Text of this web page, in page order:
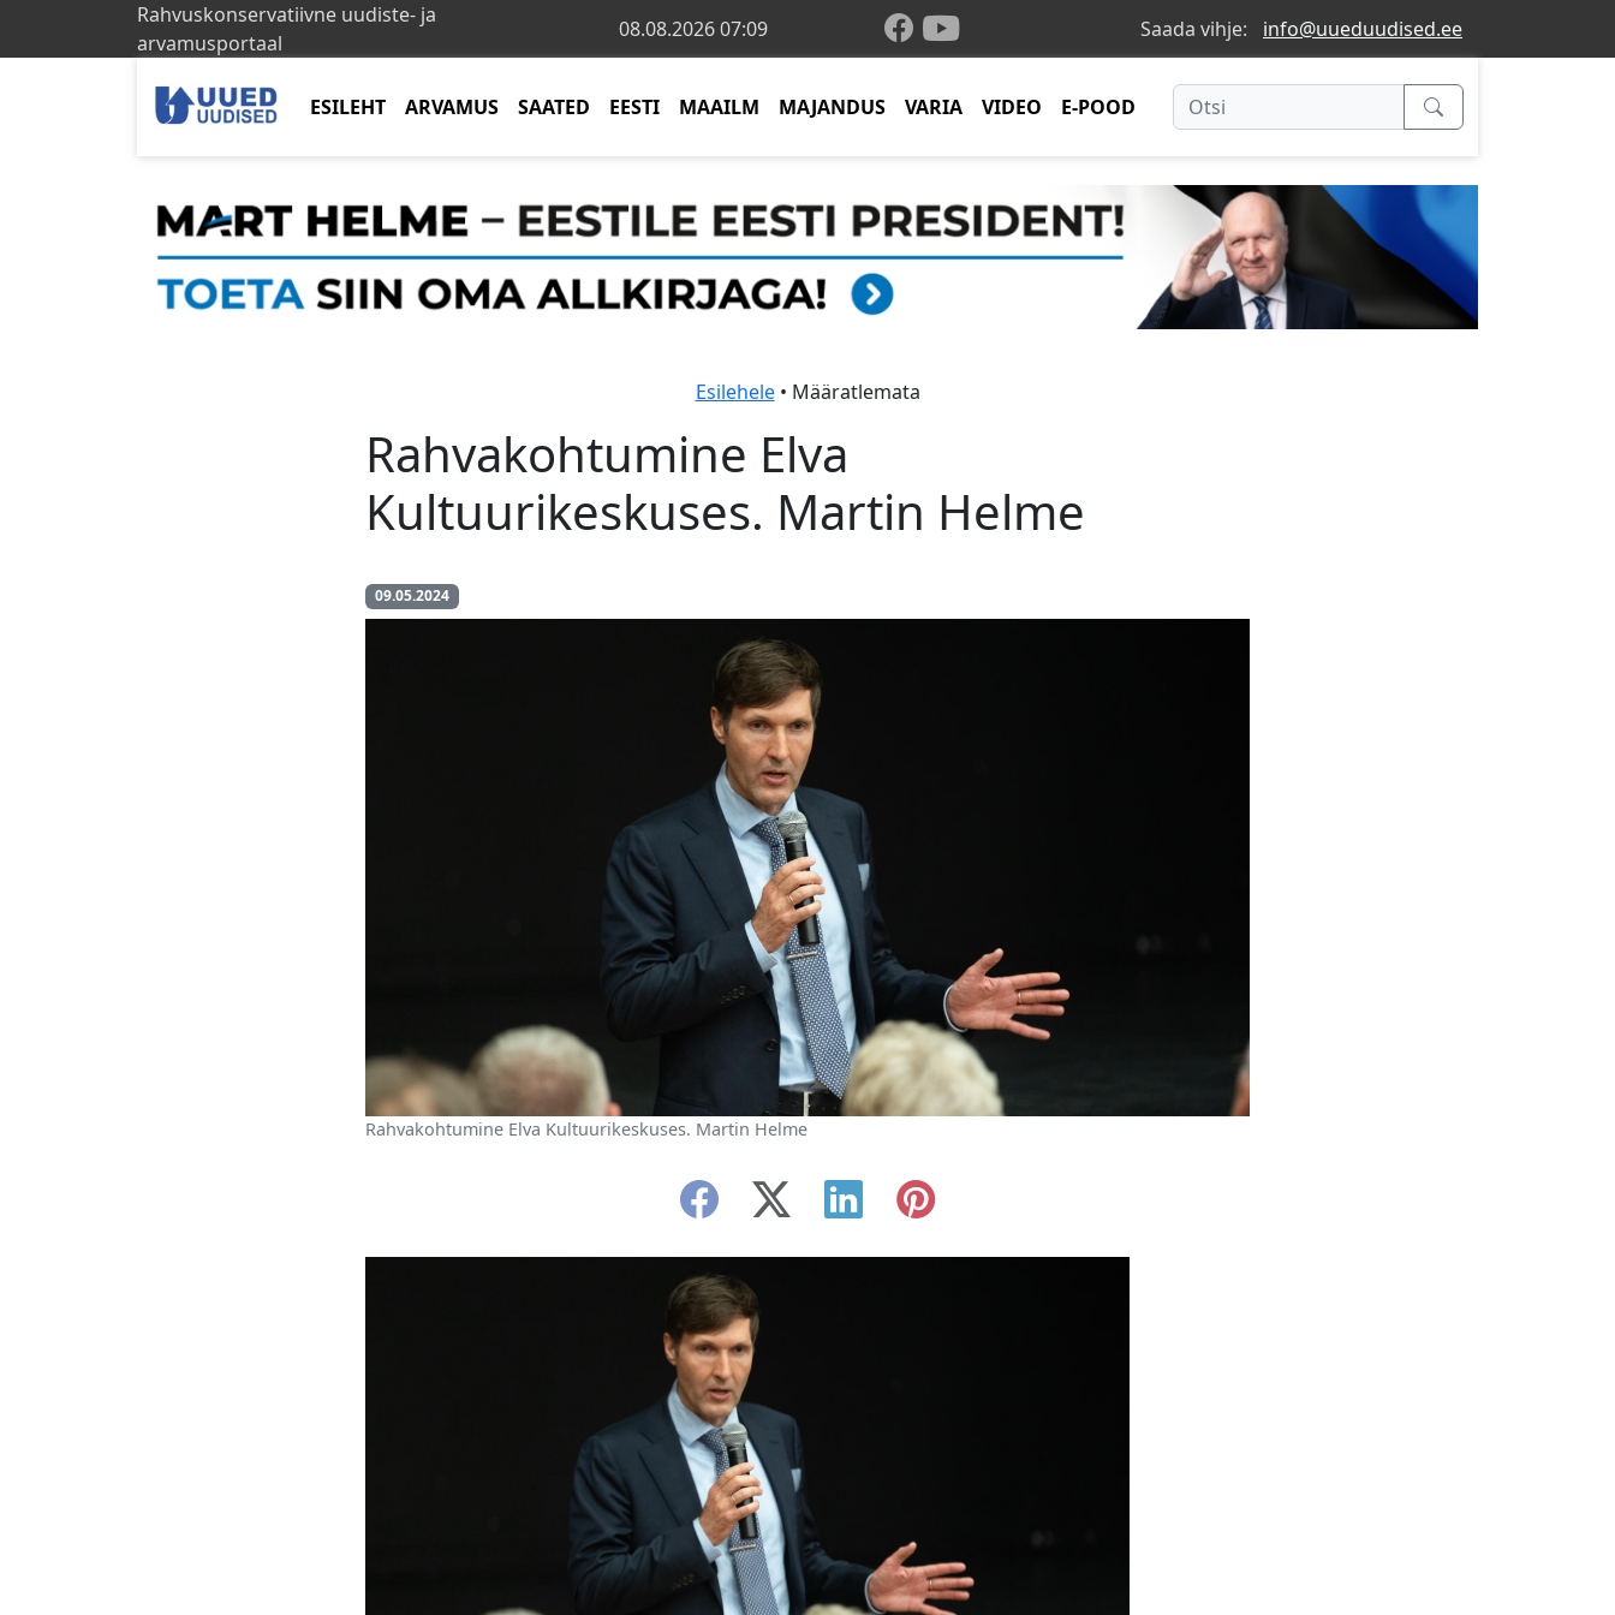
Rahvuskonservatiivne uudiste- ja
arvamusportaal
08.08.2026 07:09 Saada vihje: info@uueduudised.ee
ESILEHT ARVAMUS SAATED EESTI MAAILM MAJANDUS VARIA VIDEO E-POOD
Esilehele• Määratlemata
Rahvakohtumine Elva
Kultuurikeskuses. Martin Helme
09.05.2024
Rahvakohtumine Elva Kultuurikeskuses. Martin Helme